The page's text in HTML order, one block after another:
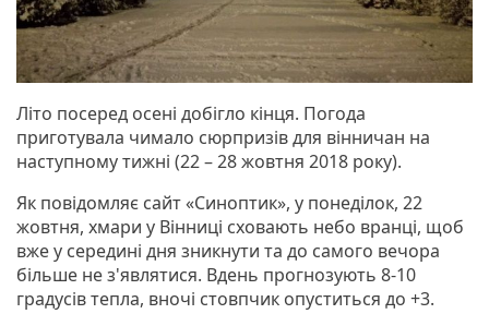
Літо посеред осені добігло кінця. Погода
приготувала чимало сюрпризів для вінничан на
наступному тижні (22 – 28 жовтня 2018 року).
Як повідомляє сайт «Синоптик», у понеділок, 22
жовтня, хмари у Вінниці сховають небо вранці, щоб
вже у середині дня зникнути та до самого вечора
більше не з'являтися. Вдень прогнозують 8-10
градусів тепла, вночі стовпчик опуститься до +3.